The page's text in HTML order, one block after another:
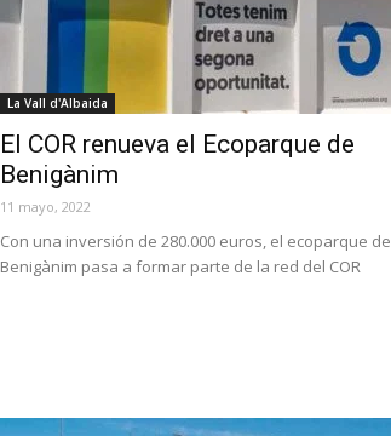
La Vall d'Albaida
El COR renueva el Ecoparque de
Benigànim
11 mayo, 2022
Con una inversión de 280.000 euros, el ecoparque de
Benigànim pasa a formar parte de la red del COR